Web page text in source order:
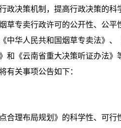
政决策机制，提高行政决策的
草专卖行政许可的公开性、公
中华人民共和国烟草专卖法》
和《云南省重大决策听证办法
有关事项公告如下：
合理布局规划》的科学性、可行